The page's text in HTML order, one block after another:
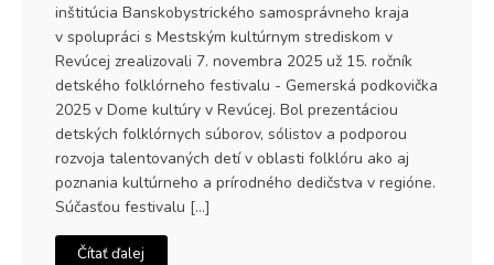
inštitúcia Banskobystrického samosprávneho kraja
v spolupráci s Mestským kultúrnym strediskom v
Revúcej zrealizovali 7. novembra 2025 už 15. ročník
detského folklórneho festivalu - Gemerská podkovička
2025 v Dome kultúry v Revúcej. Bol prezentáciou
detských folklórnych súborov, sólistov a podporou
rozvoja talentovaných detí v oblasti folklóru ako aj
poznania kultúrneho a prírodného dedičstva v regióne.
Súčasťou festivalu […]
Čítať ďalej